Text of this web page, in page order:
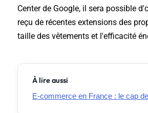
Center de Google, il sera possible
reçu de récentes extensions des
taille des vêtements et l'efficacité
À lire aussi
E-commerce en France : le cap